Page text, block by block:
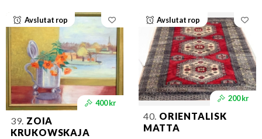
Avslutat rop
400 kr
39. ZOIA
KRUKOWSKAJA
Avslutat rop
200 kr
40. ORIENTALISK
MATTA